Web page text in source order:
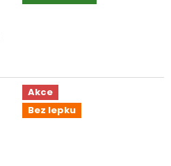
Akce
Bez lepku